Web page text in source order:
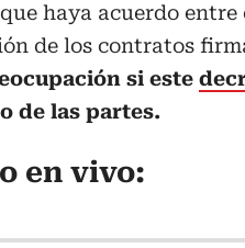
haya acuerdo entre
de los contratos
si este
de las partes.
en vivo: